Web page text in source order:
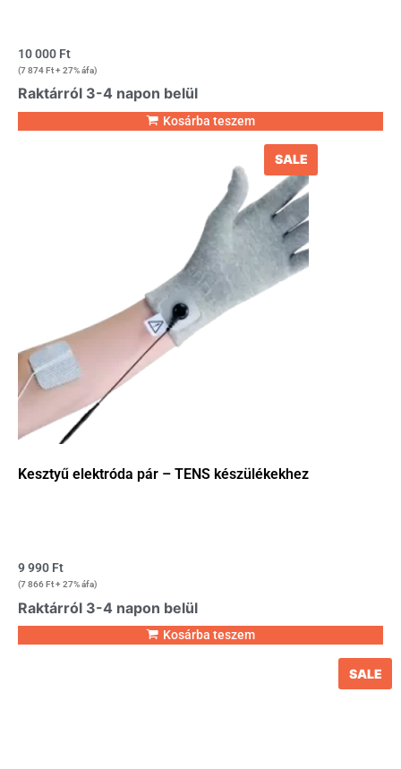
10 000 Ft
(7 874Ft+ 27% áfa)
Raktárról 3-4 napon belül
Kosárba teszem
SALE
Kesztyű elektróda pár – TENS készülékekhez
9 990 Ft
(7 866Ft+ 27% áfa)
Raktárról 3-4 napon belül
Kosárba teszem
SALE